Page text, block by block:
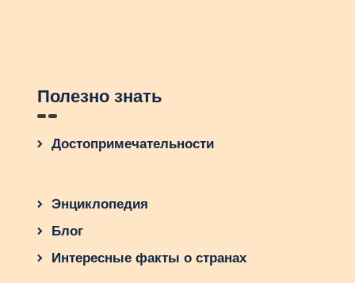
Полезно знать
Достопримечательности
Энциклопедия
Блог
Интересные факты о странах